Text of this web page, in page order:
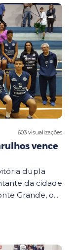
603 visualizações
vence
dupla
da cidade
Grande, o...